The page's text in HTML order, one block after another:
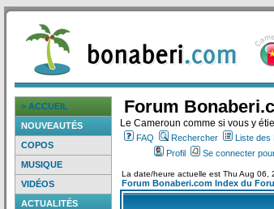
> ACCUEIL
NOUVEAUTÉS
COPOS
MUSIQUE
VIDÉOS
ACTUALITÉS
Forum
Le Cameroun comme si vous y
FAQ Rechercher Liste des
Profil
Se connecter
La date/heure actuelle est Thu Aug 06,
Forum Bonaberi.com Index du